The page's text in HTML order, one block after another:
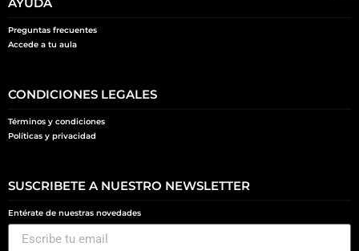
Preguntas frecuentes
Accede a tu aula
CONDICIONES LEGALES
Términos y condiciones
Políticas y privacidad
SUSCRIBETE A NUESTRO NEWSLETTER
Entérate de nuestras novedades